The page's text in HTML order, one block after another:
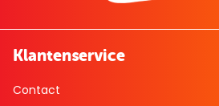
Klantenservice
Contact